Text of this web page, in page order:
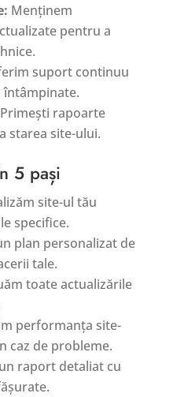
Menținem
pentru a
suport continuu
Primești rapoarte
starea site-ului.
5 pași
site-ul tău
specifice.
plan personalizat de
tale.
toate actualizările
performanța site-
caz de probleme.
raport detaliat cu